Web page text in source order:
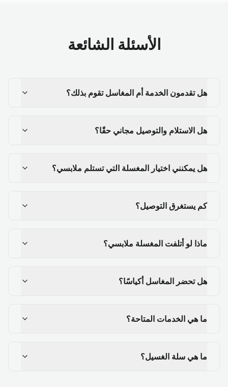
الأسئلة الشائعة
هل تقدمون الخدمة أم المغاسل تقوم بذلك؟
هل الاستلام والتوصيل مجاني حقًا؟
هل يمكنني اختيار المغسلة التي تستلم ملابسي؟
كم يستغرق التوصيل؟
ماذا لو أتلفت المغسلة ملابسي؟
هل تحضر المغاسل أكياسًا؟
ما هي الخدمات المتاحة؟
ما هي سلة الغسيل؟